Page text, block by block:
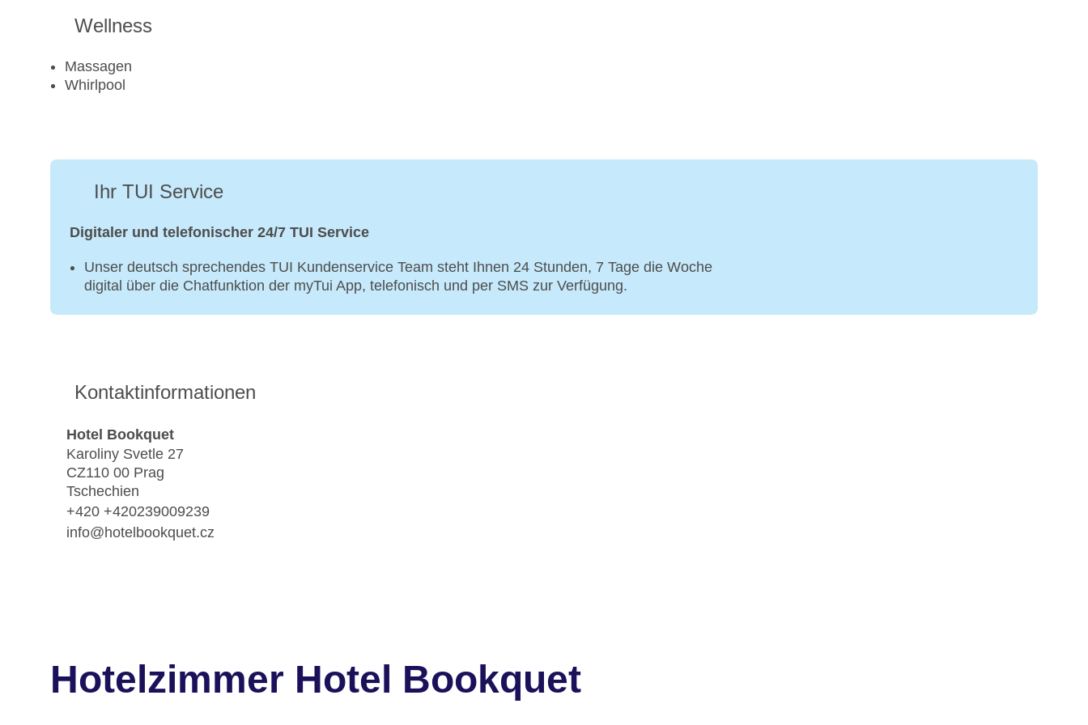
Wellness
Massagen
Whirlpool
Ihr TUI Service
Digitaler und telefonischer 24/7 TUI Service
Unser deutsch sprechendes TUI Kundenservice Team steht Ihnen 24 Stunden, 7 Tage die Woche
digital über die Chatfunktion der myTui App, telefonisch und per SMS zur Verfügung.
Kontaktinformationen
Hotel Bookquet
Karoliny Svetle 27
CZ110 00 Prag
Tschechien
+420 +420239009239
info@hotelbookquet.cz
Hotelzimmer Hotel Bookquet